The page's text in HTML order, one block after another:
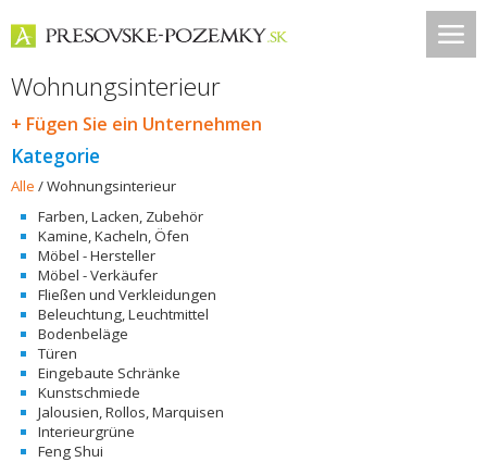
Wohnungsinterieur
+ Fügen Sie ein Unternehmen
Kategorie
Alle /Wohnungsinterieur
Farben, Lacken, Zubehör
Kamine, Kacheln, Öfen
Möbel - Hersteller
Möbel - Verkäufer
Fließen und Verkleidungen
Beleuchtung, Leuchtmittel
Bodenbeläge
Türen
Eingebaute Schränke
Kunstschmiede
Jalousien, Rollos, Marquisen
Interieurgrüne
Feng Shui